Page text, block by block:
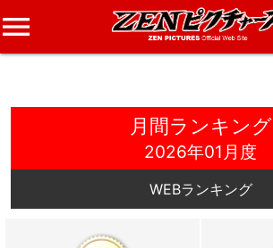
月間ランキング
2026年01月度
WEBランキング